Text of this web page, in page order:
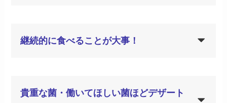
継続的に食べることが大事！
貴重な菌・働いてほしい菌ほどデザート